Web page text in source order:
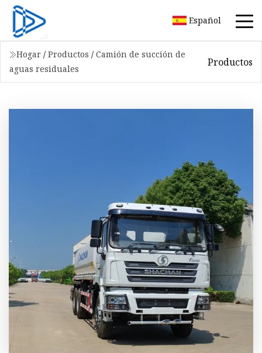
Español
Hogar / Productos / Camión de succión de
aguas residuales
Productos